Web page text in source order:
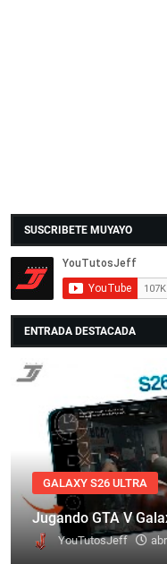
SUSCRIBETE MUYAYO
ENTRADA DESTACADA
GALAXY S26 ULTRA
Jugando GTA V
YouTutosJeff